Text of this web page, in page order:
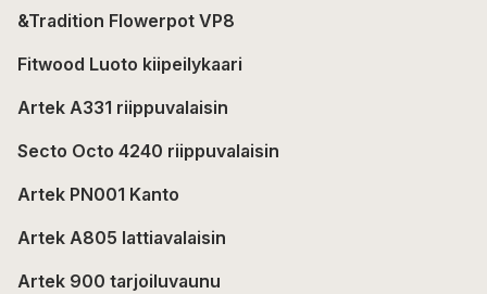
&Tradition Flowerpot VP8
Fitwood Luoto kiipeilykaari
Artek A331 riippuvalaisin
Secto Octo 4240 riippuvalaisin
Artek PN001 Kanto
Artek A805 lattiavalaisin
Artek 900 tarjoiluvaunu